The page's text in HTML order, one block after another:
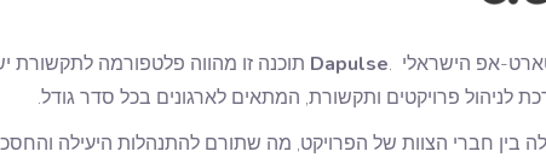
אפ הישראלי .Dapulse תוכנה זו מהווה פלטפורמה לתקשורת
לניהול פרויקטים ותקשורת, המתאים לארגונים בכל סדר גודל.
בין חברי הצוות של הפרויקט, מה שתורם להתנהלות היעילה